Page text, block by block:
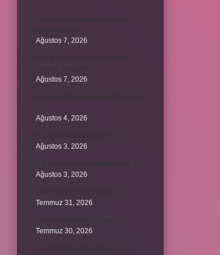
Ağustos 7, 2026
Ağustos 7, 2026
Ağustos 4, 2026
Ağustos 3, 2026
Ağustos 3, 2026
Temmuz 31, 2026
Temmuz 30, 2026